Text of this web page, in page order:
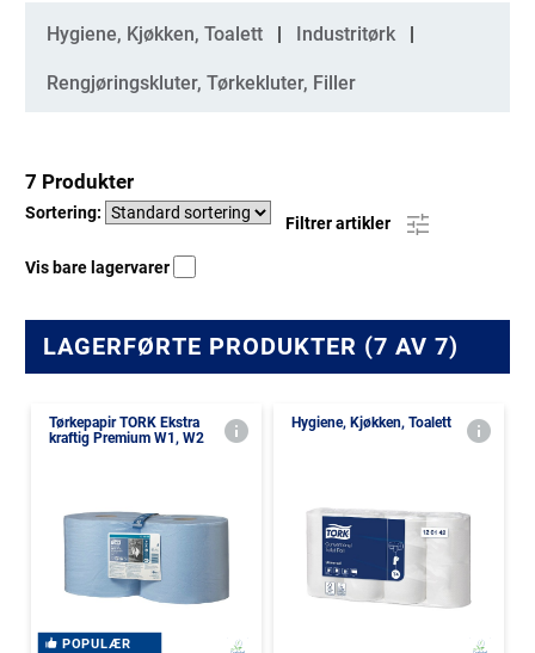
Kategorier
Hygiene, Kjøkken, Toalett Industritørk
Rengjøringskluter, Tørkekluter, Filler
7 Produkter
Sortering:
Filtrer artikler
Vis bare lagervarer
LAGERFØRTE PRODUKTER (7 AV 7)
Tørkepapir TORK Ekstra
kraftig Premium W1, W2
POPULÆR
Hygiene, Kjøkken, Toalett